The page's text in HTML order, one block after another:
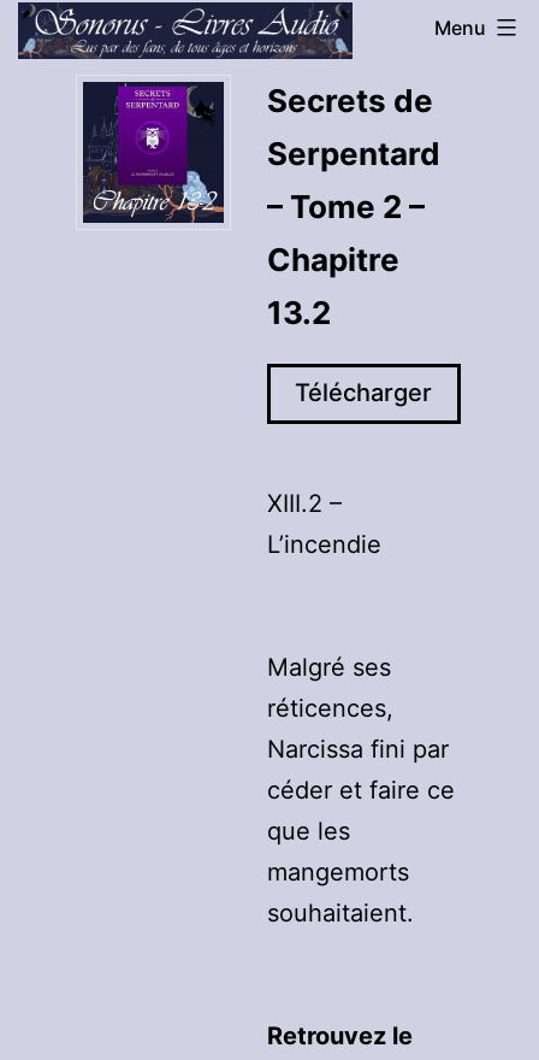
Aller
au
Sonorus
Menu
Secrets de
Serpentard
– Tome 2 –
Chapitre
13.2
Télécharger
XIII.2 –
L’incendie
Malgré ses
réticences,
Narcissa fini par
céder et faire ce
que les
mangemorts
souhaitaient.
Retrouvez le